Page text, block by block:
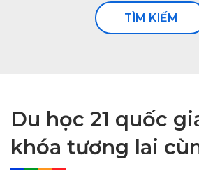
Du học 21 quốc
khóa tương lai